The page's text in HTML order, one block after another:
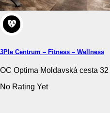
3Ple Centrum – Fitness – Wellness
OC Optima Moldavská cesta
No Rating Yet